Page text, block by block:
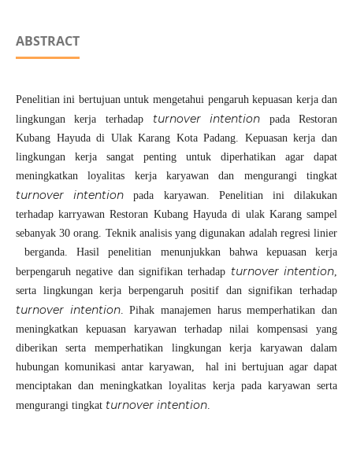
ABSTRACT
Penelitian ini bertujuan untuk mengetahui pengaruh kepuasan kerja dan
lingkungan kerja terhadap turnover intention
pada Restoran
Kubang Hayuda di Ulak Karang Kota Padang. Kepuasan kerja dan
lingkungan kerja sangat penting untuk diperhatikan agar dapat
meningkatkan loyalitas kerja karyawan dan mengurangi tingkat
turnover intentionpada karyawan. Penelitian ini dilakukan
terhadap karryawan Restoran Kubang Hayuda di ulak Karang sampel
sebanyak 30 orang. Teknik analisis yang digunakan adalah regresi linier
berganda. Hasil penelitian menunjukkan bahwa kepuasan kerja
berpengaruh negative dan signifikan terhadap turnover intention,
serta lingkungan kerja berpengaruh positif dan signifikan terhadap
turnover intention. Pihak manajemen harus memperhatikan dan
meningkatkan kepuasan karyawan terhadap nilai kompensasi yang
diberikan serta memperhatikan lingkungan kerja karyawan dalam
hubungan komunikasi antar karyawan, hal ini bertujuan agar dapat
menciptakan dan meningkatkan loyalitas kerja pada karyawan serta
mengurangi tingkat turnover intention.